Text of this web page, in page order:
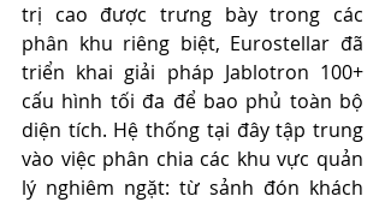
trị cao được trưng bày trong các
phân khu riêng biệt, Eurostellar đã
triển khai giải pháp Jablotron 100+
cấu hình tối đa để bao phủ toàn bộ
diện tích. Hệ thống tại đây tập trung
vào việc phân chia các khu vực quản
lý nghiêm ngặt: từ sảnh đón khách